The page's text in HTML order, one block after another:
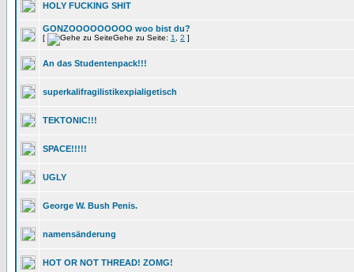
HOLY FUCKING SHIT
GONZOOOOOOOOO woo bist du?
[ Gehe zu Seite: 1 2 ]
An das Studentenpack!!!
superkalifragilistikexpialigetisch
TEKTONIC!!!
SPACE!!!!!
UGLY
George W. Bush Penis.
namensänderung
HOT OR NOT THREAD! ZOMG!